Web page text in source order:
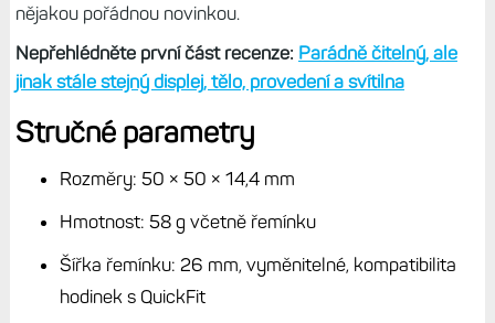
nějakou pořádnou novinkou.
Nepřehlédněte první část recenze: Parádně čitelný, ale
jinak stále stejný displej, tělo, provedení a svítilna
Stručné parametry
Rozměry: 50 × 50 × 14,4 mm
Hmotnost: 58 g včetně řemínku
Šířka řemínku: 26 mm, vyměnitelné, kompatibilita
hodinek s QuickFit